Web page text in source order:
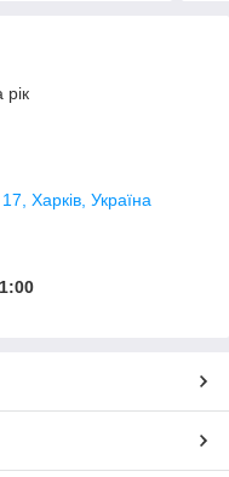
рік
Харків, Україна